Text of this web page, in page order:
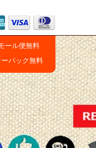
ール便無料
パック無料